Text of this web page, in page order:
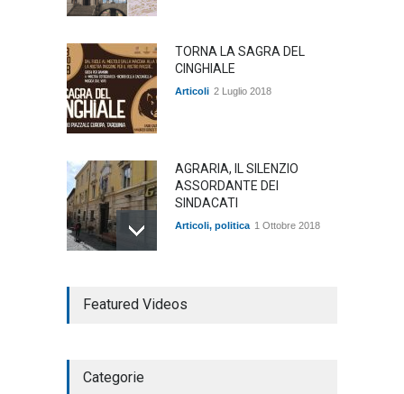
TORNA LA SAGRA DEL
CINGHIALE
Articoli 2 Luglio 2018
AGRARIA, IL SILENZIO
ASSORDANTE DEI
SINDACATI
Articoli, politica 1 Ottobre 2018
COMMEDIA"
Featured Videos
Categorie